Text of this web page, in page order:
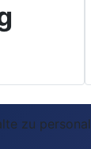
zu